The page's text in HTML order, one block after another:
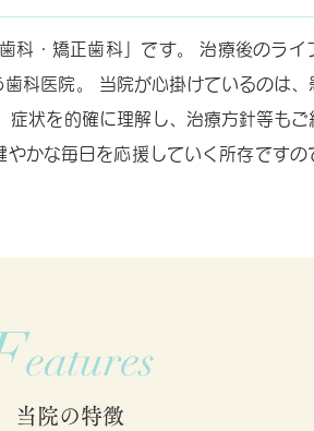
科・矯正歯科」です。 治療後のライ
科医院。 当院が心掛けているのは、
症状を的確に理解し、治療方針等もご
かな毎日を応援していく所存ですの
eatures
当院の特徴